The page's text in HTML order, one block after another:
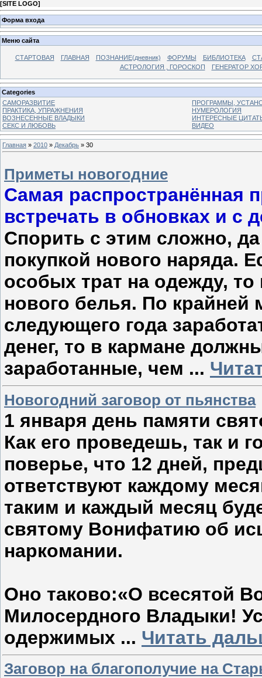
[SITE LOGO]
Форма входа
Меню сайта
СТАРТОВАЯ ГЛАВНАЯ ПОЗНАНИЕ(дневник) ФОРУМЫ БИБЛИОТЕКА
АСТРОЛОГИЯ , ГОРОСКОП
ГЕНЕРАТОР
Categories
САМОРАЗВИТИЕ
ПРОГРАММЫ,
ПРАКТИКА, УПРАЖНЕНИЯ
НУМЕРОЛОГИЯ
ВОЗНЕСЕННЫЕ ВЛАДЫКИ
ИНТЕРЕСНЫЕ
СЕКС И ЛЮБОВЬ
ВИДЕО
Главная » 2010 » Декабрь » 30
Приметы новогодние
Самая распространённая
встречать в обновках и с
Спорить с этим сложно,
покупкой нового наряда.
особых трат на одежду,
нового белья. По крайней
следующего года
денег, то в кармане
заработанные, чем ...
Новогодний заговор от пьянства
1 января день памяти
Как его проведешь, так и
поверье, что 12 дней,
ответствуют каждому
таким и каждый месяц
святому Вонифатию об
наркомании.
Оно таково:«О всесятой
Милосердного Владыки!
одержи­мых ... Читать
Заговор на благополучие на